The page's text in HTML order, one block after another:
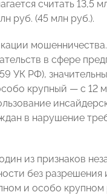
считать 13,5
руб. (45 млн руб.).
мошенничества.
в сфере
УК РФ),
крупный — с 12
в нарушение
из признаков
без
и особо крупном